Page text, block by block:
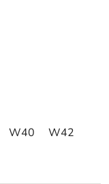
W40 W42